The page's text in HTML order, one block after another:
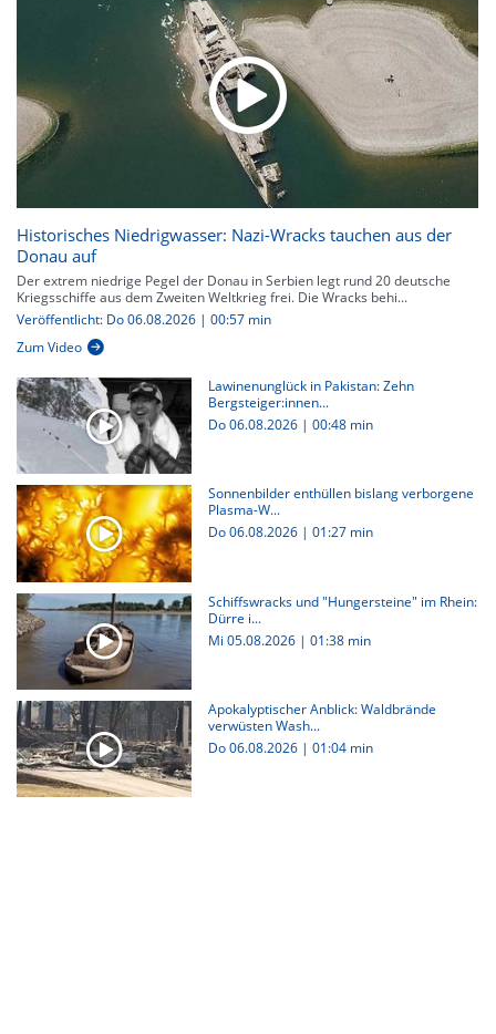
Historisches Niedrigwasser: Nazi-Wracks tauchen aus der
Donau auf
Der extrem niedrige Pegel der Donau in Serbien legt rund 20 deutsche
Kriegsschiffe aus dem Zweiten Weltkrieg frei. Die Wracks behi...
Veröffentlicht: Do 06.08.2026 | 00:57 min
Zum Video
Lawinenunglück in Pakistan: Zehn
Bergsteiger:innen...
Do 06.08.2026 | 00:48 min
Sonnenbilder enthüllen bislang verborgene
Plasma-W...
Do 06.08.2026 | 01:27 min
Schiffswracks und "Hungersteine" im Rhein:
Dürre i...
Mi 05.08.2026 | 01:38 min
Apokalyptischer Anblick: Waldbrände
verwüsten Wash...
Do 06.08.2026 | 01:04 min